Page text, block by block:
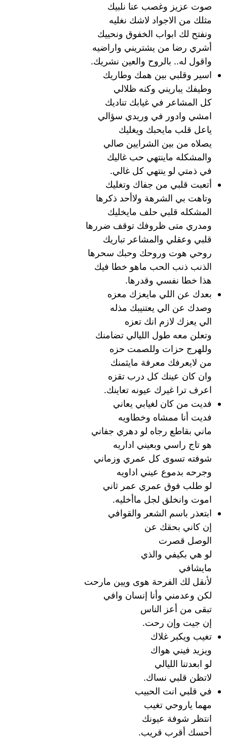
صوت عزيز وغصب عنا نلبيك
مثلك من الاجواد لاشك نغليه
ونفتح لك ابواب الخفوق ونحييك
أشري رضا من يشتريني واراضيه
واقول له.. بالروح والعين نشريك.
اسير وقلبي بين همك وطاريك
وطيفك يباريني وكنه ظلالي
كل المشاعر في غيابك تناديك
امشي وادور في وريدي سؤالي
ياعل قلب مايحبك ويغليك
يصلاه من بين الشرايين صالي
والمشكله ماينتهي حب غاليك
في ذمتي لو ينتهي كل غالي.
أتعبت قلبي من جفاك وتغليك
وتاهت بي الشرهة ولاأحد ذكرها
المشكله قلبي حلف مايخليك
ومدري متى ظروفك توقف ضررها
قلبي وعقلي والمشاعر تباريك
روحي هوت وروحك وحبك سحرها
الذنب ذنب الحب ماهو خطا فيك
هذا خطا نفسي وقدرها.
بعدك عن اللي مايعزك معزه
وصدك عن الي يعتنيبك مذله
الي يعزك لازم انك تعزه
وتعلن معه طول الليالي تضامنك
وللهرج حزات وللصمت حزه
من لايعرفك معرفة مايثمنك
وان كان عينك كل درب تقزه
اعرف ترا غيرك عيونه تعاينك.
فديت من كان لغيابي يعاني
فديت أنا ممشاه وخطاويه
ماني بقاطع رجاه لو دهري جفاني
هو تاج راسي وبعيني اداريه
شوفته تسوى كل عمري وزماني
وجرحه بدموع عيني اداويه
لو طلب فوق عمري عمر ثاني
اموت وانخلق لجل ماأخليه.
ابتعذر باسم الشعر والقوافي
إن كاني بحقك عن
الوصل قصرت
لو هي بكيفي والذي
مايشافي
لأنقل لك الفرحة هوى ويين مارحت
لكن وعدمني وأنا إنسان وافي
تبقى من أعز الناس
إن جيت وإن رحت.
تغيب ويكبر غلاك
ويزيد فيني هواك
لو ابعدتنا الليالي
لاتظن قلبي نساك.
في قلبي انت الحبيب
مهما ياروحي تغيب
انتظر شوفة عيونك
أحسك أقرب قريب.